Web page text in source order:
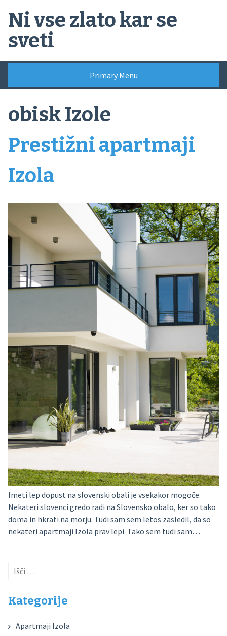
content
Ni vse zlato kar se
sveti
Primary Menu
obisk Izole
Prestižni apartmaji
Izola
Imeti lep dopust na slovenski obali je vsekakor mogoče.
Nekateri slovenci gredo radi na Slovensko obalo, ker so tako
doma in hkrati na morju. Tudi sam sem letos zasledil, da so
nekateri apartmaji Izola prav lepi. Tako sem tudi sam…
Išči:
Kategorije
Apartmaji Izola